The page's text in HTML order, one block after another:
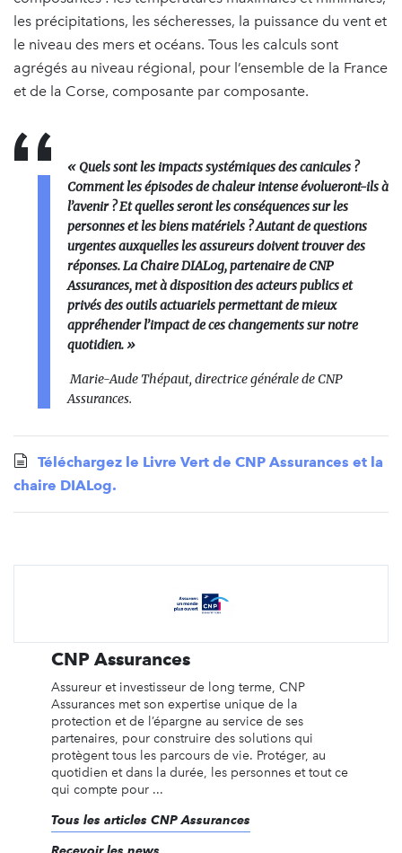
les précipitations, les sécheresses, la puissance du vent et
le niveau des mers et océans. Tous les calculs sont
agrégés au niveau régional, pour l’ensemble de la France
et de la Corse, composante par composante.
« Quels sont les impacts systémiques des canicules ?
Comment les épisodes de chaleur intense évolueront-ils à
l’avenir ? Et quelles seront les conséquences sur les
personnes et les biens matériels ? Autant de questions
urgentes auxquelles les assureurs doivent trouver des
réponses. La Chaire DIALog, partenaire de CNP
Assurances, met à disposition des acteurs publics et
privés des outils actuariels permettant de mieux
appréhender l’impact de ces changements sur notre
quotidien. »
Marie-Aude Thépaut, directrice générale de CNP
Assurances.
Téléchargez le Livre Vert de CNP Assurances et la
chaire DIALog.
CNP Assurances
Assureur et investisseur de long terme, CNP
Assurances met son expertise unique de la
protection et de l’épargne au service de ses
partenaires, pour construire des solutions qui
protègent tous les parcours de vie. Protéger, au
quotidien et dans la durée, les personnes et tout ce
qui compte pour ...
Tous les articles CNP Assurances
Recevoir les news